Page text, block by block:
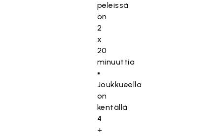
peleissä
on
2
x
20
minuuttia
▪
Joukkueella
on
kentällä
4
+